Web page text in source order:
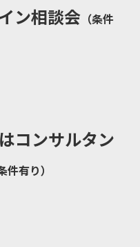
ン相談会（条件
コンサルタン
件有り）